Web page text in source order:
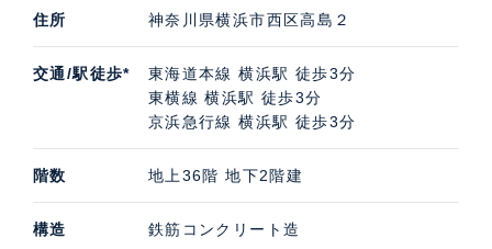
入・賃貸・売却査定などのご相談は、高級不動産の取扱
い。担当は横浜支店です。パークタワー横浜ステーショ
ンプレミアの募集（貸す・売る）に際しての価格・賃料
などお気軽にご連絡いただければ幸いです。
住所 神奈川県横浜市西区高島２
交通/駅徒歩*
東海道本線 横浜駅 徒歩3分
東横線 横浜駅 徒歩3分
京浜急行線 横浜駅 徒歩3分
階数 地上36階 地下2階建
構造 鉄筋コンクリート造